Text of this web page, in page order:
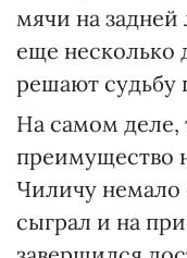
мячи на
еще несколько
решают судьбу
На самом деле,
преимущество
Чиличу немало
сыграл и на